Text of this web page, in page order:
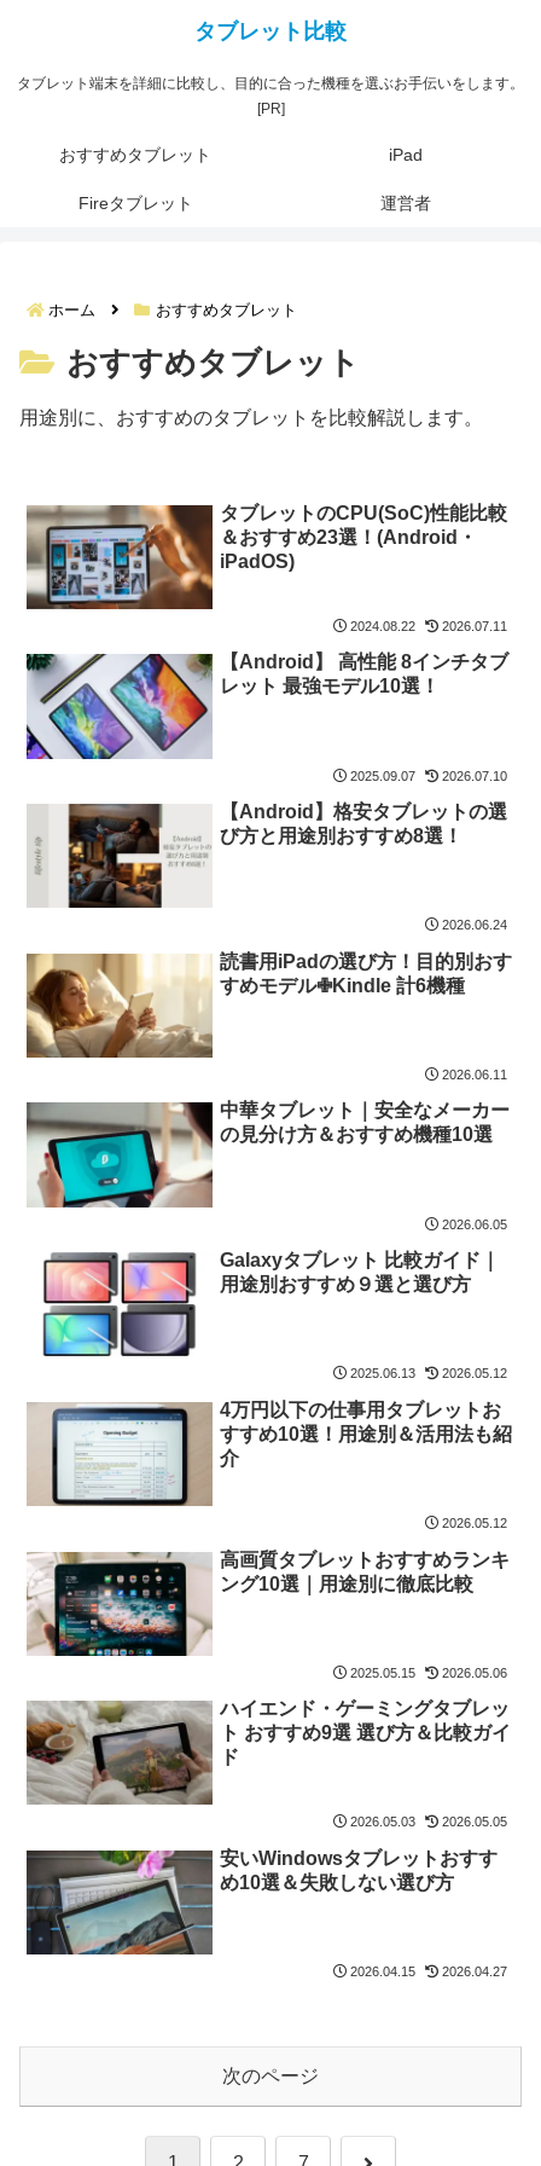
タブレット端末を詳細に比較し、目的に合った機種を選ぶお手伝いをします。
[PR]
おすすめタブレット iPad
Fireタブレット 運営者
ホーム おすすめタブレット
おすすめタブレット
用途別に、おすすめのタブレットを比較解説します。
タブレットのCPU(SoC)性能比較
＆おすすめ23選！(Android・
iPadOS)
2024.08.22 2026.07.11
【Android】 高性能 8インチタブ
レット 最強モデル10選！
2025.09.07 2026.07.10
【Android】格安タブレットの選
び方と用途別おすすめ8選！
2026.06.24
読書用iPadの選び方！目的別おす
すめモデル✙Kindle 計6機種
2026.06.11
中華タブレット｜安全なメーカー
の見分け方＆おすすめ機種10選
2026.06.05
Galaxyタブレット 比較ガイド｜
用途別おすすめ９選と選び方
2025.06.13 2026.05.12
4万円以下の仕事用タブレットお
すすめ10選！用途別＆活用法も紹
介
2026.05.12
高画質タブレットおすすめランキ
ング10選｜用途別に徹底比較
2025.05.15 2026.05.06
ハイエンド・ゲーミングタブレッ
ト おすすめ9選 選び方＆比較ガイ
ド
2026.05.03 2026.05.05
安いWindowsタブレットおすす
め10選＆失敗しない選び方
2026.04.15 2026.04.27
次のページ